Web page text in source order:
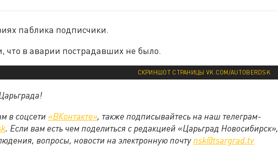
паблика подписчики.
что в аварии пострадавших не было.
СКРИНШОТ СТРАНИЦЫ VK.COM/AUTOBERDSK
в соцсети «ВКонтакте», также подписывайтесь на наш телеграм-
. Если вам есть чем поделиться с редакцией «Царьград Новосибирск»,
вопросы, новости на электронную почту nsk@tsargrad.tv